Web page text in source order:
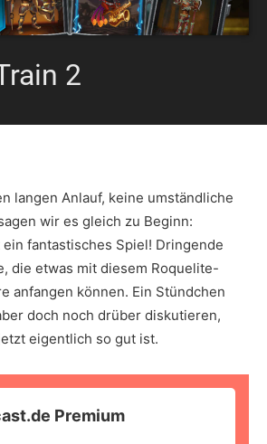
2
langen Anlauf, keine umständliche
wir es gleich zu Beginn:
fantastisches Spiel! Dringende
die etwas mit diesem Roquelite-
anfangen können. Ein Stündchen
doch noch drüber diskutieren,
eigentlich so gut ist.
Premium